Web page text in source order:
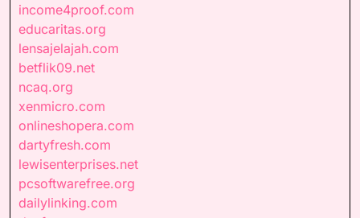
income4proof.com
educaritas.org
lensajelajah.com
betflik09.net
ncaq.org
xenmicro.com
onlineshopera.com
dartyfresh.com
lewisenterprises.net
pcsoftwarefree.org
dailylinking.com